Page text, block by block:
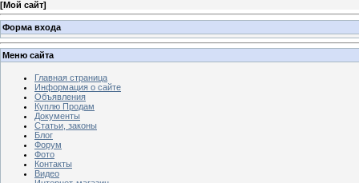
[Мой сайт]
Форма входа
Меню сайта
Главная страница
Информация о сайте
Объявления
Куплю Продам
Документы
Статьи, законы
Блог
Форум
Фото
Контакты
Видео